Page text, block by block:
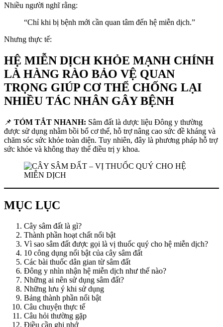
Nhiều người nghĩ rằng:
“Chỉ khi bị bệnh mới cần quan tâm đến hệ miễn dịch.”
Nhưng thực tế:
HỆ MIỄN DỊCH KHỎE MẠNH CHÍNH
LÀ HÀNG RÀO BẢO VỆ QUAN
TRỌNG GIÚP CƠ THỂ CHỐNG LẠI
NHIỀU TÁC NHÂN GÂY BỆNH
📌 TÓM TẮT NHANH: Sâm đất là dược liệu Đông y thường
được sử dụng nhằm bồi bổ cơ thể, hỗ trợ nâng cao sức đề kháng và
chăm sóc sức khỏe toàn diện. Tuy nhiên, đây là phương pháp hỗ trợ
sức khỏe và không thay thế điều trị y khoa.
MỤC LỤC
Cây sâm đất là gì?
Thành phần hoạt chất nổi bật
Vì sao sâm đất được gọi là vị thuốc quý cho hệ miễn dịch?
10 công dụng nổi bật của cây sâm đất
Các bài thuốc dân gian từ sâm đất
Đông y nhìn nhận hệ miễn dịch như thế nào?
Những ai nên sử dụng sâm đất?
Những lưu ý khi sử dụng
Bảng thành phần nổi bật
Câu chuyện thực tế
Câu hỏi thường gặp
Điều cần ghi nhớ